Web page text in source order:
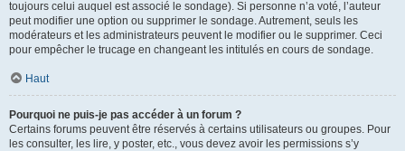
toujours celui auquel est associé le sondage). Si personne n’a voté, l’auteur
peut modifier une option ou supprimer le sondage. Autrement, seuls les
modérateurs et les administrateurs peuvent le modifier ou le supprimer. Ceci
pour empêcher le trucage en changeant les intitulés en cours de sondage.
Haut
Pourquoi ne puis-je pas accéder à un forum ?
Certains forums peuvent être réservés à certains utilisateurs ou groupes. Pour
les consulter, les lire, y poster, etc., vous devez avoir les permissions s’y